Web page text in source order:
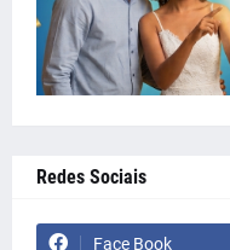
Redes Sociais
Face Book